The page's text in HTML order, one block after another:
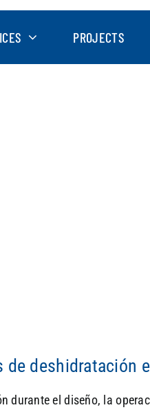
PROJECTS
de deshidratación
el diseño, la